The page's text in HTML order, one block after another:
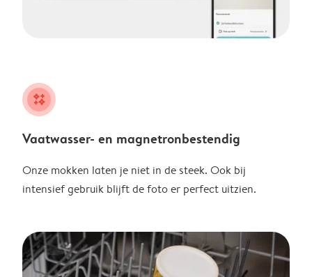
night
Vaatwasser- en magnetronbestendig
Onze mokken laten je niet in de steek. Ook bij
intensief gebruik blijft de foto er perfect uitzien.